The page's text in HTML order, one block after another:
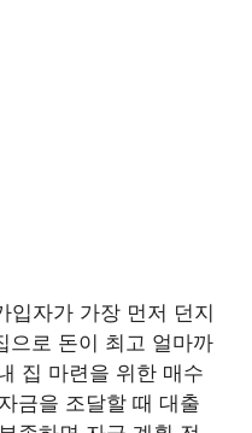
입자가 가장 먼저 던지
으로 돈이 최고 얼마까
집 마련을 위한 매수
금을 조달할 때 대출